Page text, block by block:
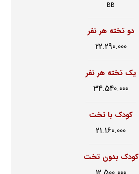
BB
دو تخته هر نفر
22.290.000
یک تخته هر نفر
34.540.000
کودک با تخت
21.160.000
کودک بدون تخت